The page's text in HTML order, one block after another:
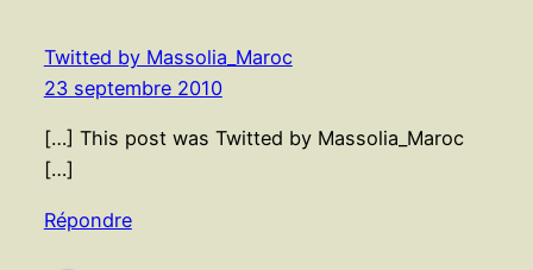
Twitted by Massolia_Maroc
23 septembre 2010
[…] This post was Twitted by Massolia_Maroc
[…]
Répondre